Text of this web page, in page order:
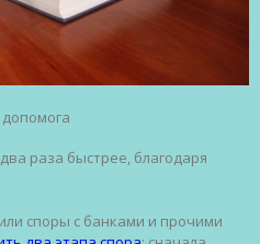
раза быстрее, благодаря
споры с банками и прочими